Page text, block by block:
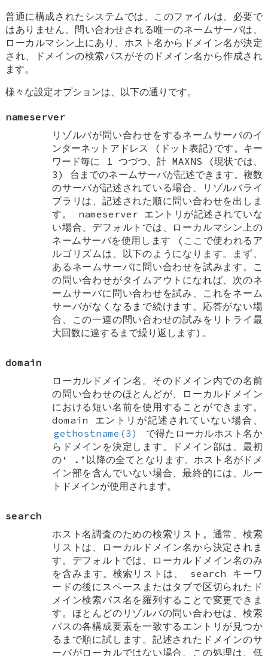
普通に構成されたシステムでは、このファイルは、必要で
はありません。問い合わせされる唯一のネームサーバは、
ローカルマシン上にあり、ホスト名からドメイン名が決定
され、ドメインの検索パスがそのドメイン名から作成され
ます。
様々な設定オプションは、以下の通りです。
nameserver
リゾルバが問い合わせをするネームサーバのイ
ンターネットアドレス (ドット表記)です。キー
ワード毎に 1 つづつ、計MAXNS (現状では、
3) 台までのネームサーバが記述できます。複数
のサーバが記述されている場合、リゾルバライ
ブラリは、記述された順に問い合わせを出しま
す。 nameserver エントリが記述されていな
い場合、デフォルトでは、ローカルマシン上の
ネームサーバを使用します (ここで使われるア
ルゴリズムは、以下のようになります。まず、
あるネームサーバに問い合わせを試みます。こ
の問い合わせがタイムアウトになれば、次のネ
ームサーバに問い合わせを試み、これをネーム
サーバがなくなるまで続けます。応答がない場
合、この一連の問い合わせの試みをリトライ最
大回数に達するまで繰り返します)。
domain
ローカルドメイン名。そのドメイン内での名前
の問い合わせのほとんどが、ローカルドメイン
における短い名前を使用することができます。
domain エントリが記述されていない場合、
gethostname(3)
で得たローカルホスト名か
らドメインを決定します。ドメイン部は、最初
の‘
. ’以降の全てとなります。ホスト名がドメ
イン部を含んでいない場合、最終的には、ルー
トドメインが使用されます。
search
ホスト名調査のための検索リスト。通常、検索
リストは、ローカルドメイン名から決定されま
す。デフォルトでは、ローカルドメイン名のみ
を含みます。検索リストは、 search キーワ
ードの後にスペースまたはタブで区切られたド
メイン検索パス名を羅列することで変更できま
す。ほとんどのリゾルバの問い合わせは、検索
パスの各構成要素を一致するエントリが見つか
るまで順に試します。記述されたドメインのサ
ーバがローカルではない場合、この処理は、低